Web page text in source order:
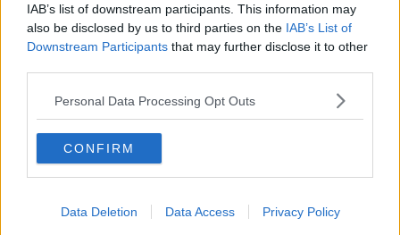
IAB’s list of downstream participants. This information may
also be disclosed by us to third parties on the IAB’s List of
Downstream Participants that may further disclose it to other
Personal Data Processing Opt Outs
CONFIRM
Data Deletion Data Access Privacy Policy
Compra senza saperlo un vaso rubato, nei guai
C'è la firma sull'atto del gemellaggio tra
Fucecchio e Nogent Sur Oise
Gemellaggio Noigent Sur Oise, una delegazione
Sociale, più di un milione di investimenti
Ambasciatori del saharawi a Fucecchio
Il mio Gesù di Beppe Dati in scena in piazza